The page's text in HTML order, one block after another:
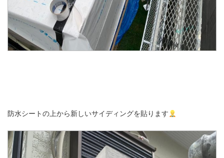
防水シートの上から新しいサイディングを貼ります